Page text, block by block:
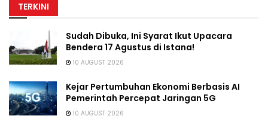
TERKINI
Sudah Dibuka, Ini Syarat Ikut Upacara
Bendera 17 Agustus di Istana!
10 AUGUST 2026
Kejar Pertumbuhan Ekonomi Berbasis AI
Pemerintah Percepat Jaringan 5G
10 AUGUST 2026